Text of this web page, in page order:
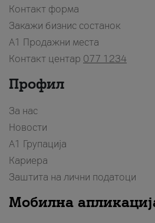
Контакт форма
Закажи бизнис состанок
A1 Продажни места
Контакт центар 077 1234
Профил
За нас
Новости
А1 Групација
Кариера
Заштита на лични податоци
Мобилна